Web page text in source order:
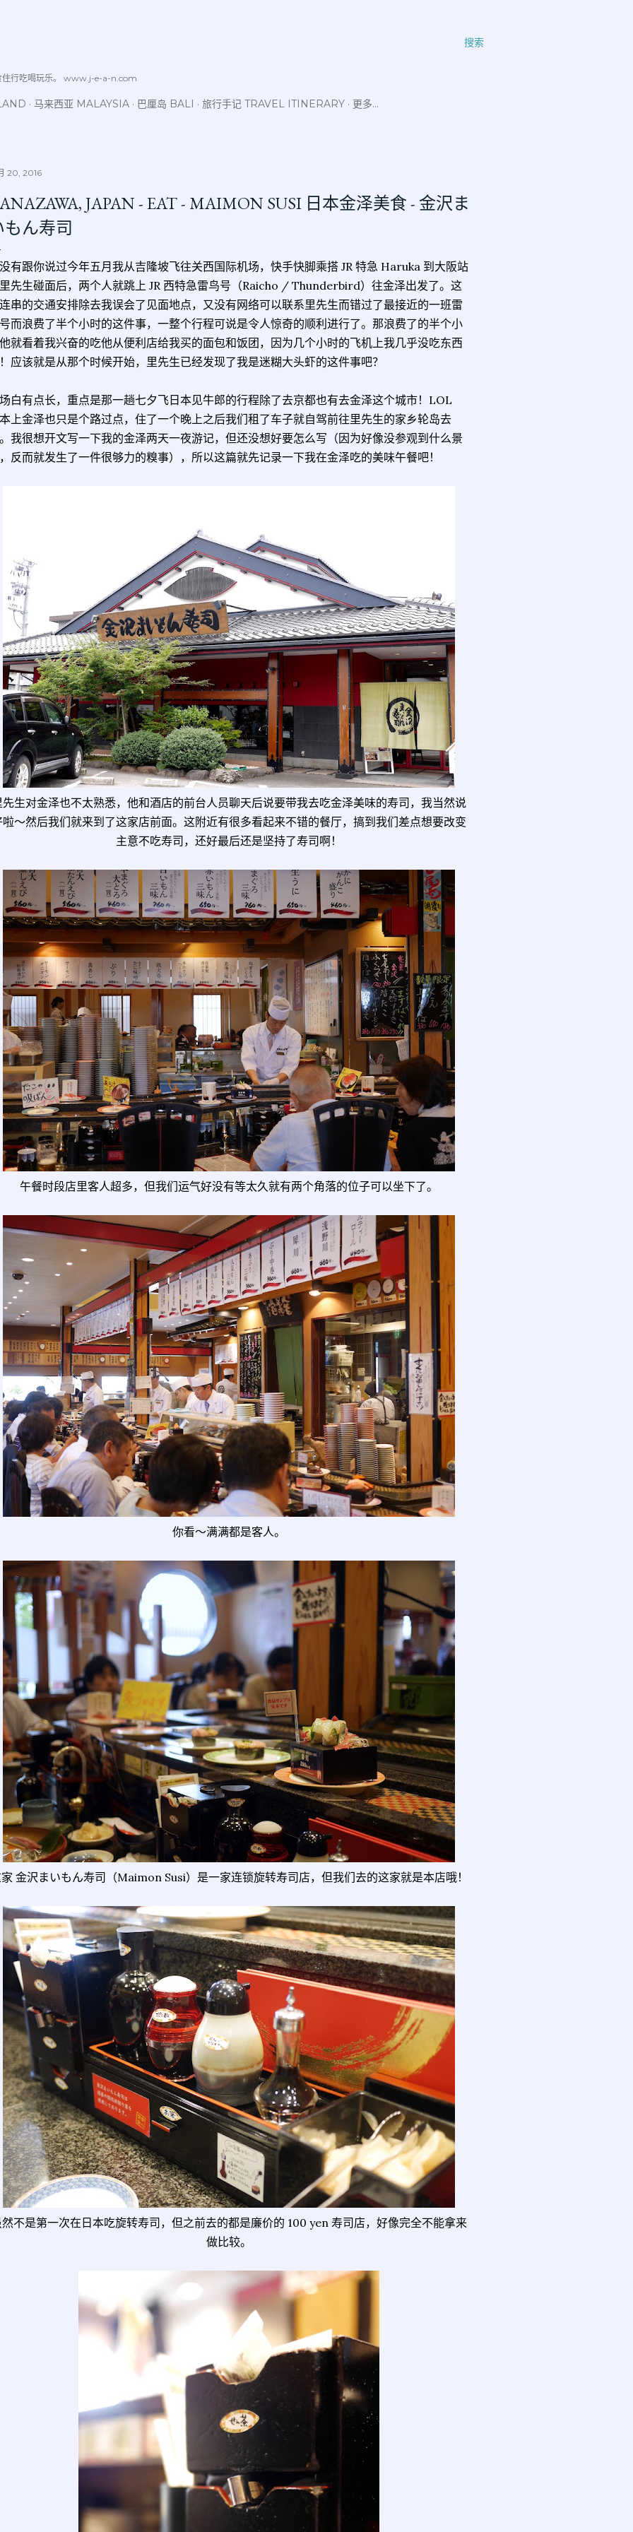
搜索
住行吃喝玩乐。 www.j-e-a-n.com
马来西亚 MALAYSIA 巴厘岛 BALI 旅行手记 TRAVEL ITINERARY 更多…
20, 2016
JAPAN - EAT - MAIMON SUSI 日本金泽美食 - 金沢ま
もん寿司
有跟你说过今年五月我从吉隆坡飞往关西国际机场，快手快脚乘搭 JR 特急 Haruka 到大阪站
先生碰面后，两个人就跳上 JR 西特急雷鸟号（Raicho / Thunderbird）往金泽出发了。这
串的交通安排除去我误会了见面地点，又没有网络可以联系里先生而错过了最接近的一班雷
而浪费了半个小时的这件事，一整个行程可说是令人惊奇的顺利进行了。那浪费了的半个小
就看着我兴奋的吃他从便利店给我买的面包和饭团，因为几个小时的飞机上我几乎没吃东西
应该就是从那个时候开始，里先生已经发现了我是迷糊大头虾的这件事吧？
白有点长，重点是那一趟七夕飞日本见牛郎的行程除了去京都也有去金泽这个城市！LOL
上金泽也只是个路过点，住了一个晚上之后我们租了车子就自驾前往里先生的家乡轮岛去
我很想开文写一下我的金泽两天一夜游记，但还没想好要怎么写（因为好像没参观到什么景
反而就发生了一件很够力的糗事），所以这篇就先记录一下我在金泽吃的美味午餐吧！
先生对金泽也不太熟悉，他和酒店的前台人员聊天后说要带我去吃金泽美味的寿司，我当然说
啦～然后我们就来到了这家店前面。这附近有很多看起来不错的餐厅，搞到我们差点想要改变
主意不吃寿司，还好最后还是坚持了寿司啊！
午餐时段店里客人超多，但我们运气好没有等太久就有两个角落的位子可以坐下了。
你看～满满都是客人。
金沢まいもん寿司（Maimon Susi）是一家连锁旋转寿司店，但我们去的这家就是本店哦！
不是第一次在日本吃旋转寿司，但之前去的都是廉价的 100 yen 寿司店，好像完全不能拿来
做比较。